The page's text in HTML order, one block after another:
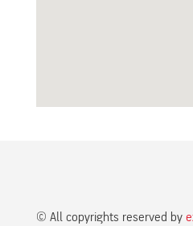
© All copyrights reserved by